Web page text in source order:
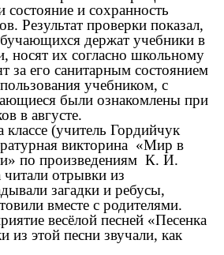
состояние и сохранность
Результат проверки показал,
держат учебники в
носят их согласно школьному
за его санитарным состоянием
учебником, с
были ознакомлены при
в августе.
классе (учитель Гордийчук
викторина «Мир в
по произведениям К. И.
читали отрывки из
загадки и ребусы,
вместе с родителями.
весёлой песней «Песенка
из этой песни звучали, как